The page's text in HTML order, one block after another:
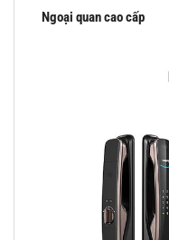
Ngoại quan cao cấp